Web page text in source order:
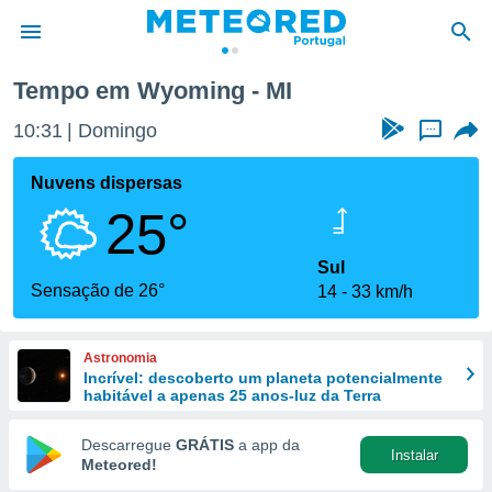
da
foi
fornecidas
a este
das
e
forma
digital
Tempo em Wyoming - MI
10:31 Domingo ...
Nuvens dispersas
25°
Sensação de 26°
Sul
14
33 km/h
Astronomia
Incrível: descoberto um planeta potencialmente
habitável a apenas 25 anos-luz da Terra
Descarregue GRÁTIS a app da
Meteored!
Instalar